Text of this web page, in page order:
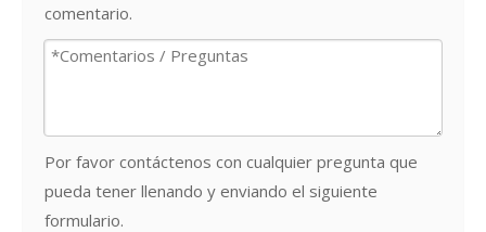
comentario.
Por favor contáctenos con cualquier pregunta que
pueda tener llenando y enviando el siguiente
formulario.